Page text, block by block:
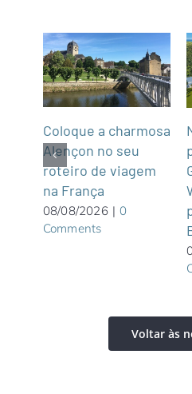
Coloque a charmosa
Alençon no seu
roteiro de viagem
na França
08/08/2026 | 0
Comments
Voltar às